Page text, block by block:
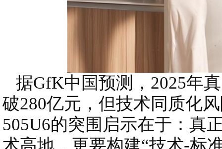
据GfK中国预测，2025年
破280亿元，但技术同质化
505U6的突围启示在于：真